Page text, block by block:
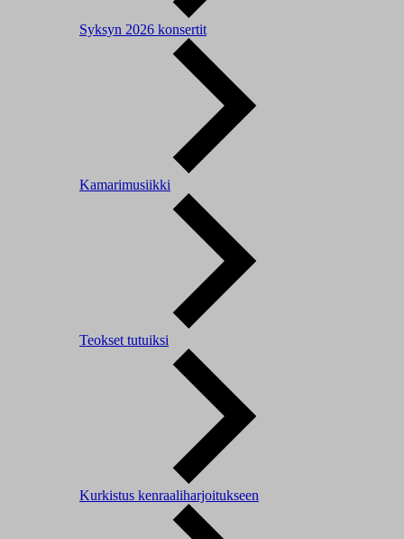
Syksyn 2026 konsertit
Kamarimusiikki
Teokset tutuiksi
Kurkistus kenraaliharjoitukseen